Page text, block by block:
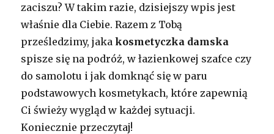
zaciszu? W takim razie, dzisiejszy wpis jest
właśnie dla Ciebie. Razem z Tobą
prześledzimy, jakakosmetyczka damska
spisze się na podróż, w łazienkowej szafce czy
do samolotu i jak domknąć się w paru
podstawowych kosmetykach, które zapewnią
Ci świeży wygląd w każdej sytuacji.
Koniecznie przeczytaj!